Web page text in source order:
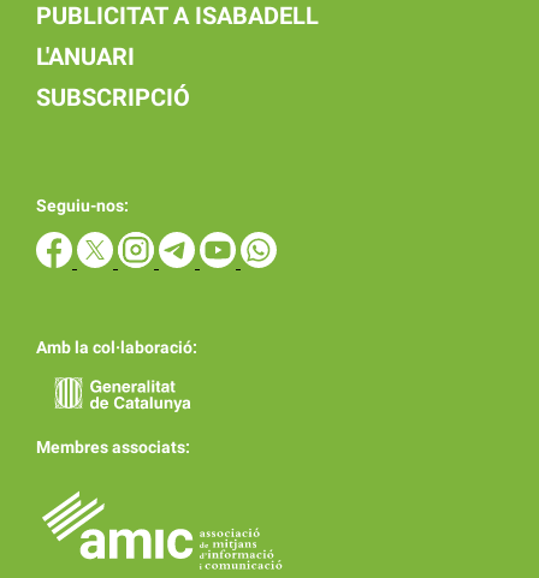
PUBLICITAT A ISABADELL
L'ANUARI
SUBSCRIPCIÓ
Seguiu-nos:
Amb la col·laboració:
Membres associats: